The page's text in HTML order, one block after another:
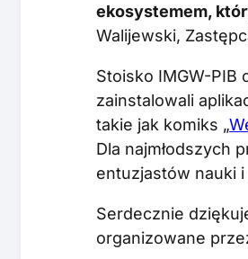
ekosystemem,
Walijewski,
Stoisko IMGW-PIB
zainstalowali
takie jak komiks „
Dla najmłodszych
entuzjastów nauki
Serdecznie
organizowane